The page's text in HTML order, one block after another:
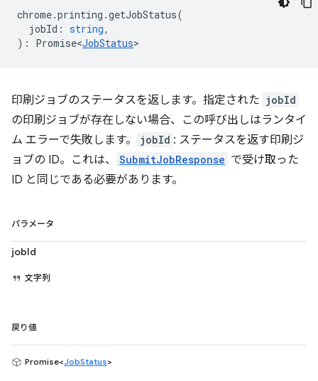
chrome.printing .getJobStatus(
jobId : string,
) : Promise<JobStatus>
印刷ジョブのステータスを返します。指定された jobId
の印刷ジョブが存在しない場合、この呼び出しはランタイ
ム エラーで失敗します。
jobId : ステータスを返す印刷ジ
ョブの ID。これは、
SubmitJobResponse で受け取った
ID と同じである必要があります。
パラメータ
jobId
文字列
戻り値
Promise<JobStatus>